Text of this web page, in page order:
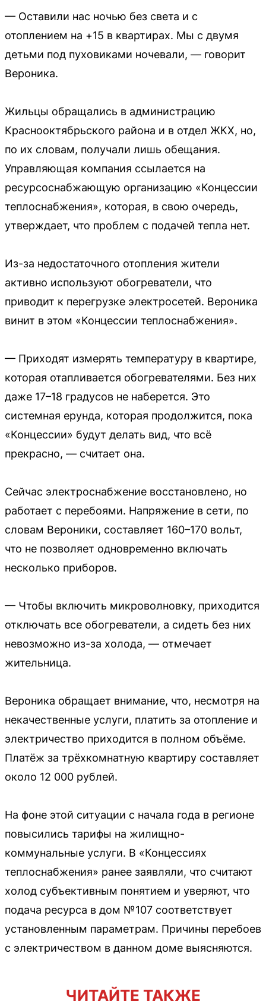
— Оставили нас ночью без света и с
отоплением на +15 в квартирах. Мы с двумя
детьми под пуховиками ночевали, — говорит
Вероника.
Жильцы обращались в администрацию
Краснооктябрьского района и в отдел ЖКХ, но,
по их словам, получали лишь обещания.
Управляющая компания ссылается на
ресурсоснабжающую организацию «Концессии
теплоснабжения», которая, в свою очередь,
утверждает, что проблем с подачей тепла нет.
Из-за недостаточного отопления жители
активно используют обогреватели, что
приводит к перегрузке электросетей. Вероника
винит в этом «Концессии теплоснабжения».
— Приходят измерять температуру в квартире,
которая отапливается обогревателями. Без них
даже 17–18 градусов не наберется. Это
системная ерунда, которая продолжится, пока
«Концессии» будут делать вид, что всё
прекрасно, — считает она.
Сейчас электроснабжение восстановлено, но
работает с перебоями. Напряжение в сети, по
словам Вероники, составляет 160–170 вольт,
что не позволяет одновременно включать
несколько приборов.
— Чтобы включить микроволновку, приходится
отключать все обогреватели, а сидеть без них
невозможно из-за холода, — отмечает
жительница.
Вероника обращает внимание, что, несмотря на
некачественные услуги, платить за отопление и
электричество приходится в полном объёме.
Платёж за трёхкомнатную квартиру составляет
около 12 000 рублей.
На фоне этой ситуации с начала года в регионе
повысились тарифы на жилищно-
коммунальные услуги. В «Концессиях
теплоснабжения» ранее заявляли, что считают
холод субъективным понятием и уверяют, что
подача ресурса в дом №107 соответствует
установленным параметрам. Причины перебоев
с электричеством в данном доме выясняются.
ЧИТАЙТЕ ТАКЖЕ